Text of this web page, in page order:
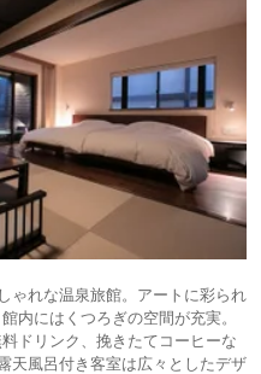
ゃれな温泉旅館。アートに彩られ
内にはくつろぎの空間が充実。
ドリンク、挽きたてコーヒーな
天風呂付き客室は広々としたデザ